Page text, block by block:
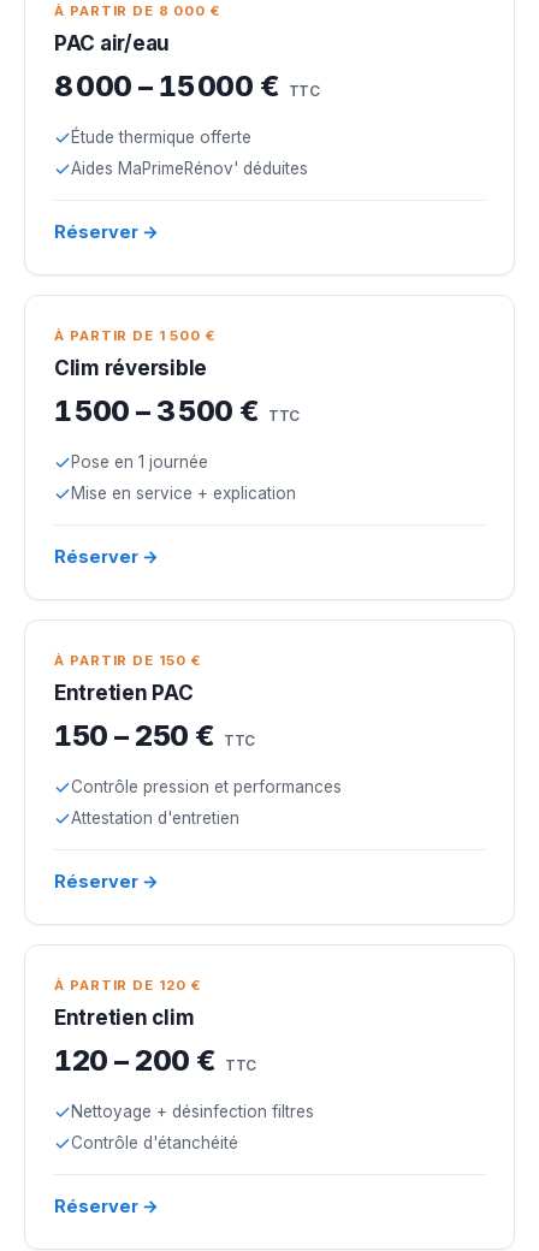
À PARTIR DE 8 000 €
PAC air/eau
8 000 – 15 000 € TTC
Étude thermique offerte
Aides MaPrimeRénov' déduites
Réserver →
À PARTIR DE 1 500 €
Clim réversible
1 500 – 3 500 € TTC
Pose en 1 journée
Mise en service + explication
Réserver →
À PARTIR DE 150 €
Entretien PAC
150 – 250 € TTC
Contrôle pression et performances
Attestation d'entretien
Réserver →
À PARTIR DE 120 €
Entretien clim
120 – 200 € TTC
Nettoyage + désinfection filtres
Contrôle d'étanchéité
Réserver →